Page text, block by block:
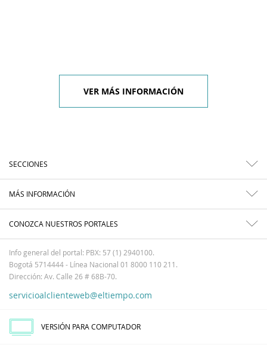
VER MÁS INFORMACIÓN
SECCIONES
MÁS INFORMACIÓN
CONOZCA NUESTROS PORTALES
Info general del portal: PBX: 57 (1) 2940100.
Bogotá 5714444 - Línea Nacional 01 8000 110 211.
Dirección: Av. Calle 26 # 68B-70.
servicioalclienteweb@eltiempo.com
VERSIÓN PARA COMPUTADOR